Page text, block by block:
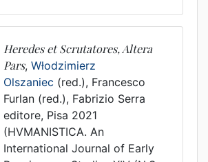
Heredes et Scrutatores, Altera
Pars, Włodzimierz
Olszaniec (red.), Francesco
Furlan (red.), Fabrizio Serra
editore, Pisa 2021
(HVMANISTICA. An
International Journal of Early